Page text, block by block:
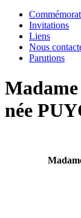
Invitations
Liens
Nous
Parutions
née